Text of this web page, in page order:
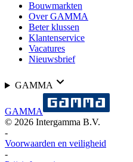
Bouwmarkten
Over GAMMA
Beter klussen
Klantenservice
Vacatures
Nieuwsbrief
GAMMA
GAMMA
© 2026 Intergamma B.V.
-
Voorwaarden en veiligheid
-